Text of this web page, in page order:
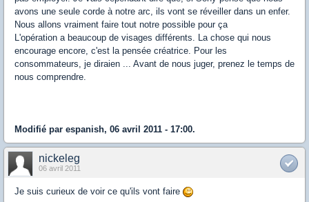
avons une seule corde à notre arc, ils vont se réveiller dans un enfer.
Nous allons vraiment faire tout notre possible pour ça
L'opération a beaucoup de visages différents. La chose qui nous
encourage encore, c'est la pensée créatrice. Pour les
consommateurs, je diraien ... Avant de nous juger, prenez le temps de
nous comprendre.
Modifié par espanish, 06 avril 2011 - 17:00.
nickeleg
06 avril 2011
Je suis curieux de voir ce qu'ils vont faire